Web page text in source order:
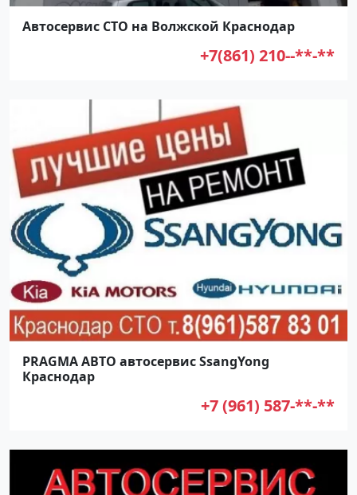
Автосервис СТО на Волжской Краснодар
+7(861) 210--**-**
PRAGMA АВТО автосервис SsangYong
Краснодар
+7 (961) 587-**-**